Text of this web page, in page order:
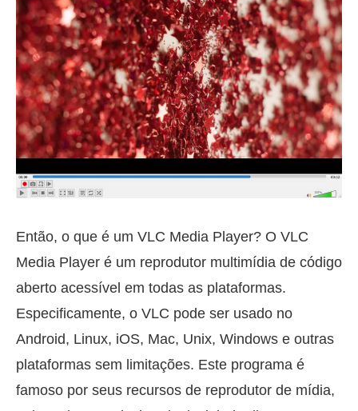
Então, o que é um VLC Media Player? O VLC
Media Player é um reprodutor multimídia de código
aberto acessível em todas as plataformas.
Especificamente, o VLC pode ser usado no
Android, Linux, iOS, Mac, Unix, Windows e outras
plataformas sem limitações. Este programa é
famoso por seus recursos de reprodutor de mídia,